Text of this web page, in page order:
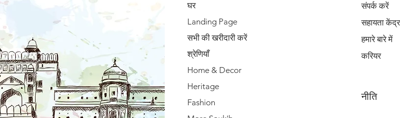
घर
Landing Page
सभी की खरीदारी करें
श्रेणियाँ
Home & Decor
Heritage
Fashion
संपर्क करें
सहायता केंद्र
हमारे बारे में
करियर
नीति